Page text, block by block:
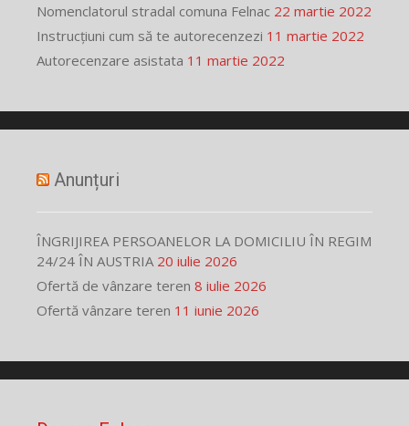
Nomenclatorul stradal comuna Felnac 22 martie 2022
Instrucțiuni cum să te autorecenzezi 11 martie 2022
Autorecenzare asistata 11 martie 2022
Anunțuri
ÎNGRIJIREA PERSOANELOR LA DOMICILIU ÎN REGIM
24/24 ÎN AUSTRIA 20 iulie 2026
Ofertă de vânzare teren 8 iulie 2026
Ofertă vânzare teren 11 iunie 2026